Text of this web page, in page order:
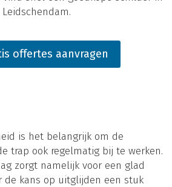
Leidschendam.
offertes aanvragen
is het belangrijk om de
trap ook regelmatig bij te werken.
zorgt namelijk voor een glad
de kans op uitglijden een stuk